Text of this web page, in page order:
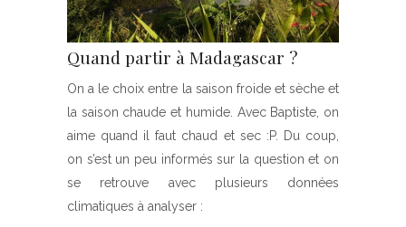
Quand partir à Madagascar ?
On a le choix entre la saison froide et sèche et
la saison chaude et humide. Avec Baptiste, on
aime quand il faut chaud et sec :P. Du coup,
on s’est un peu informés sur la question et on
se retrouve avec plusieurs données
climatiques à analyser :